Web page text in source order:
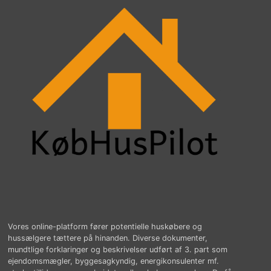
Vores online-platform fører potentielle huskøbere og
hussælgere tættere på hinanden. Diverse dokumenter,
mundtlige forklaringer og beskrivelser udført af 3. part som
ejendomsmægler, byggesagkyndig, energikonsulenter mf.